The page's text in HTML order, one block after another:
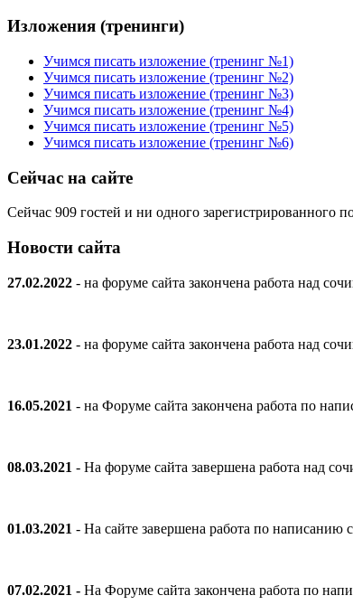
Изложения (тренинги)
Учимся писать изложение (тренинг №1)
Учимся писать изложение (тренинг №2)
Учимся писать изложение (тренинг №3)
Учимся писать изложение (тренинг №4)
Учимся писать изложение (тренинг №5)
Учимся писать изложение (тренинг №6)
Сейчас на сайте
Сейчас 909 гостей и ни одного зарегистрированного
Новости сайта
27.02.2022 - на форуме сайта закончена работа над
23.01.2022 - на форуме сайта закончена работа над
16.05.2021 - на Форуме сайта закончена работа по
08.03.2021 - На форуме сайта завершена работа над
01.03.2021 - На сайте завершена работа по
07.02.2021 - На Форуме сайта закончена работа по